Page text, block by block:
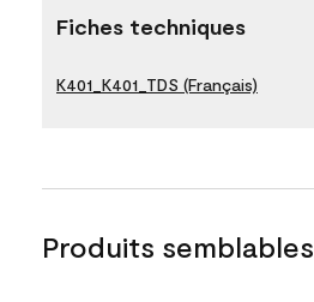
Fiches techniques
K401_K401_TDS (Français)
Produits semblables